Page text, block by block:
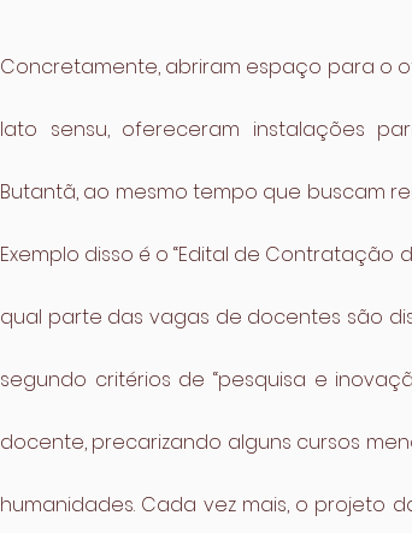
Concretamente, abriram espaço para o
lato sensu, ofereceram instalações
Butantã, ao mesmo tempo que buscam
Exemplo disso é o “Edital de
qual parte das vagas de docentes são
segundo critérios de “pesquisa e
docente, precarizando alguns cursos
humanidades. Cada vez mais, o projeto